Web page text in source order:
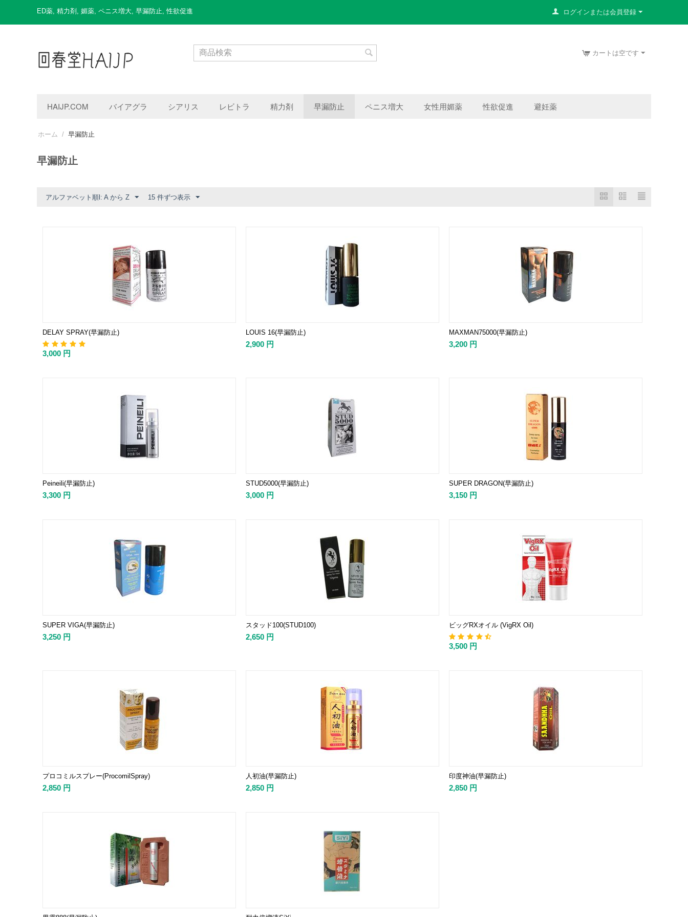
ED薬, 精力剤 , 媚薬, ペニス増大, 早漏防止,性欲促進 ログインまたは会員登録
カートは空です
HAIJP.COM バイアグラ シアリス レビトラ 精力剤 早漏防止 ペニス増大 女性用媚薬 性欲促進 避妊薬
ホーム / 早漏防止
早漏防止
アルファベット順l: A から Z 15 件ずつ表示
DELAY SPRAY(早漏防止)
3,000 円
LOUIS 16(早漏防止)
2,900 円
MAXMAN75000(早漏防止)
3,200 円
Peineili(早漏防止)
3,300 円
STUD5000(早漏防止)
3,000 円
SUPER DRAGON(早漏防止)
3,150 円
SUPER VIGA(早漏防止)
3,250 円
スタッド100(STUD100)
2,650 円
ビッグRXオイル (VigRX Oil)
3,500 円
プロコミルスプレー(ProcomilSpray)
2,850 円
人初油(早漏防止)
2,850 円
印度神油(早漏防止)
2,850 円